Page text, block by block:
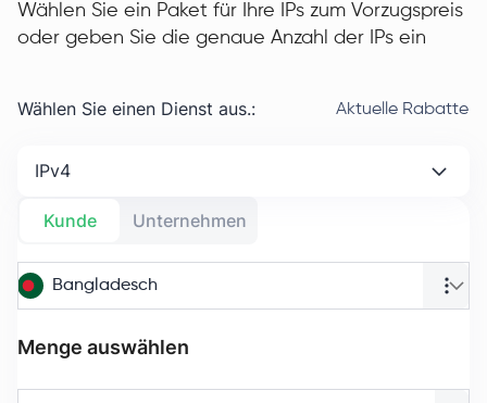
Wählen Sie ein Paket für Ihre IPs zum Vorzugspreis
oder geben Sie die genaue Anzahl der IPs ein
Wählen Sie einen Dienst aus.: Aktuelle Rabatte
IPv4
Kunde Unternehmen
Bangladesch
Menge auswählen